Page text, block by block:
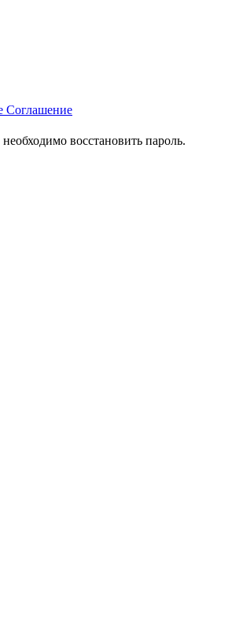
Соглашение
восстановить пароль.